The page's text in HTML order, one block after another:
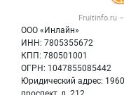
Fruitinfo.ru
ООО «Инлайн»
ИНН: 7805355672
КПП: 780501001
ОГРН: 1047855085442
Юридический адрес:
Политика